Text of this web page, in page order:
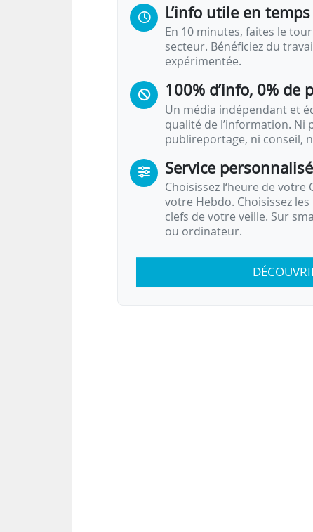
L’info utile en
En 10 minutes, faites le
secteur. Bénéficiez du
expérimentée.
100% d’info, 0% de
Un média indépendant et
qualité de l’information. Ni
publireportage, ni conseil,
Service personnalisé
Choisissez l‘heure de
votre Hebdo. Choisissez
clefs de votre veille. Sur
ou ordinateur.